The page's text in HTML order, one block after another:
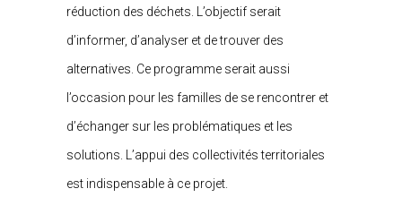
réduction des déchets. L’objectif serait
d’informer, d’analyser et de trouver des
alternatives. Ce programme serait aussi
l’occasion pour les familles de se rencontrer et
d’échanger sur les problématiques et les
solutions. L’appui des collectivités territoriales
est indispensable à ce projet.